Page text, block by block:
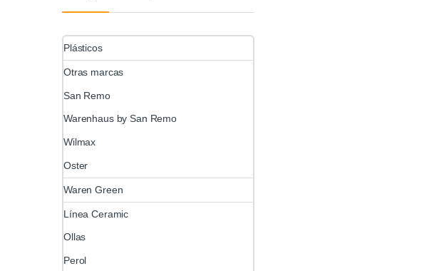
Plásticos
Otras marcas
San Remo
Warenhaus by San Remo
Wilmax
Oster
Waren Green
Línea Ceramic
Ollas
Perol